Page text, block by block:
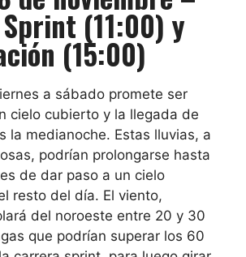
(11:00) y
(15:00)
a sábado promete ser
cielo cubierto y la llegada de
la medianoche. Estas lluvias, a
podrían prolongarse hasta
de dar paso a un cielo
resto del día. El viento,
del noroeste entre 20 y 30
que podrían superar los 60